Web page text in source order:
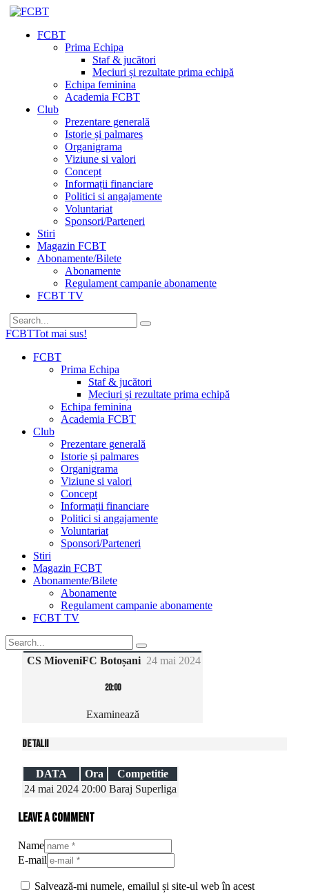
FCBT
Prima Echipa
Staf & jucători
Meciuri și rezultate prima echipă
Echipa feminina
Academia FCBT
Club
Prezentare generală
Istorie și palmares
Organigrama
Viziune si valori
Concept
Informații financiare
Politici si angajamente
Voluntariat
Sponsori/Parteneri
Stiri
Magazin FCBT
Abonamente/Bilete
Abonamente
Regulament campanie abonamente
FCBT TV
FCBTTot mai sus!
FCBT
Prima Echipa
Staf & jucători
Meciuri și rezultate prima echipă
Echipa feminina
Academia FCBT
Club
Prezentare generală
Istorie și palmares
Organigrama
Viziune si valori
Concept
Informații financiare
Politici si angajamente
Voluntariat
Sponsori/Parteneri
Stiri
Magazin FCBT
Abonamente/Bilete
Abonamente
Regulament campanie abonamente
FCBT TV
CS MioveniFC Botoșani 24 mai 2024
20:00
Examinează
Detalii
DATA Ora
Competitie
24 mai 2024 20:00 Baraj Superliga
Leave a comment
Name
E-mail
Salvează-mi numele, emailul și site-ul web în acest